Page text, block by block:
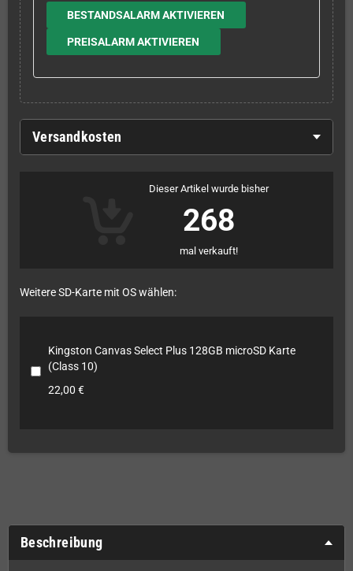
BESTANDSALARM AKTIVIEREN
PREISALARM AKTIVIEREN
Versandkosten
Dieser Artikel wurde bisher
268
mal verkauft!
Weitere SD-Karte mit OS wählen:
Kingston Canvas Select Plus 128GB microSD Karte
(Class 10)
22,00 €
Beschreibung